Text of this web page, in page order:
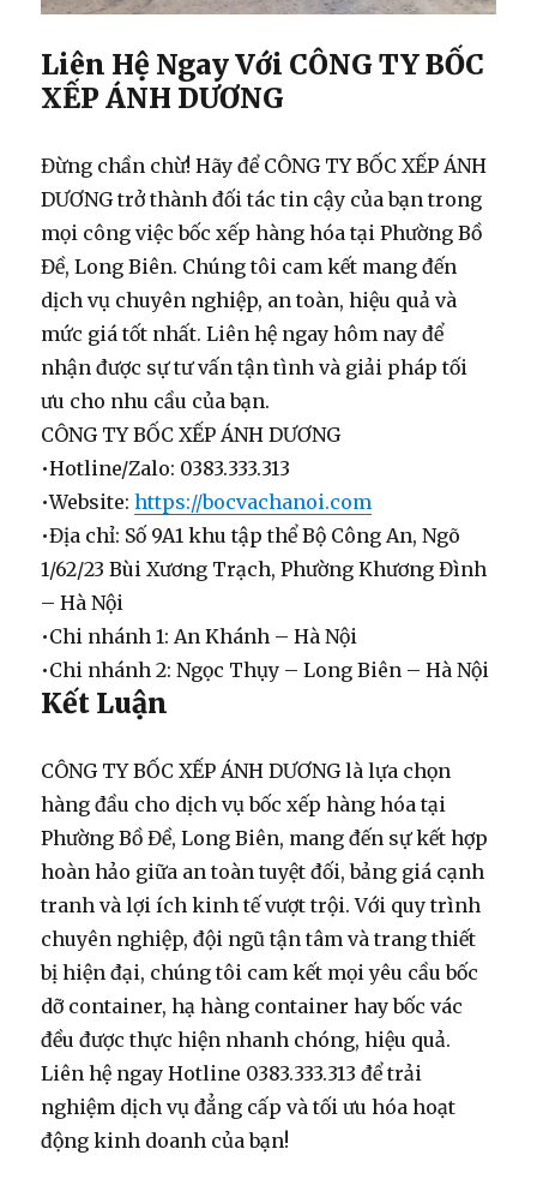
Liên Hệ Ngay Với CÔNG TY BỐC
XẾP ÁNH DƯƠNG
Đừng chần chừ! Hãy để CÔNG TY BỐC XẾP ÁNH
DƯƠNG trở thành đối tác tin cậy của bạn trong
mọi công việcbốc xếp hàng hóa tại Phường Bồ
Đề, Long Biên. Chúng tôi cam kết mang đến
dịch vụ chuyên nghiệp, an toàn, hiệu quả và
mức giá tốt nhất. Liên hệ ngay hôm nay để
nhận được sự tư vấn tận tình và giải pháp tối
ưu cho nhu cầu của bạn.
CÔNG TY BỐC XẾP ÁNH DƯƠNG
•Hotline/Zalo: 0383.333.313
•Website: https://bocvachanoi.com
•Địa chỉ: Số 9A1 khu tập thể Bộ Công An, Ngõ
1/62/23 Bùi Xương Trạch, Phường Khương Đình
– Hà Nội
•Chi nhánh 1: An Khánh – Hà Nội
•Chi nhánh 2: Ngọc Thụy – Long Biên – Hà Nội
Kết Luận
CÔNG TY BỐC XẾP ÁNH DƯƠNG là lựa chọn
hàng đầu cho dịch vụ bốc xếp hàng hóa tại
Phường Bồ Đề, Long Biên, mang đến sự kết hợp
hoàn hảo giữa an toàn tuyệt đối, bảng giá cạnh
tranh và lợi ích kinh tế vượt trội. Với quy trình
chuyên nghiệp, đội ngũ tận tâm và trang thiết
bị hiện đại, chúng tôi cam kết mọi yêu cầubốc
dỡ container,hạ hàng container haybốc vác
đều được thực hiện nhanh chóng, hiệu quả.
Liên hệ ngayHotline 0383.333.313 để trải
nghiệm dịch vụ đẳng cấp và tối ưu hóa hoạt
động kinh doanh của bạn!